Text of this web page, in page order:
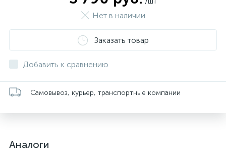
Нет в наличии
Заказать товар
Добавить к сравнению
Самовывоз, курьер, транспортные компании
Аналоги